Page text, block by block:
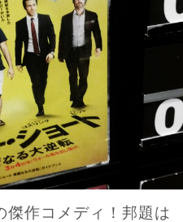
傑作コメディ！邦題は